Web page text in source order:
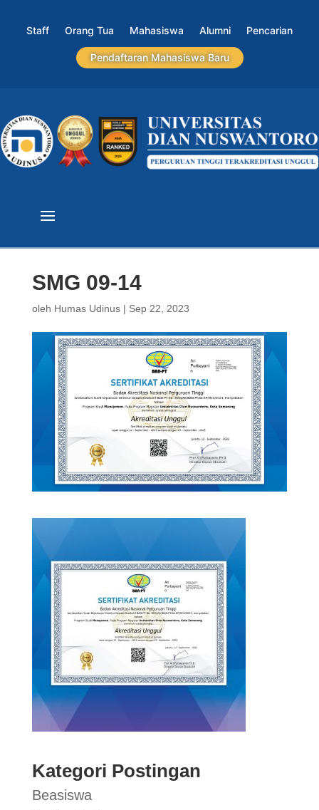
Staff Orang Tua Mahasiswa Alumni Pencarian
Pendaftaran Mahasiswa Baru
SMG 09-14
oleh Humas Udinus| Sep 22, 2023
Kategori Postingan
Beasiswa